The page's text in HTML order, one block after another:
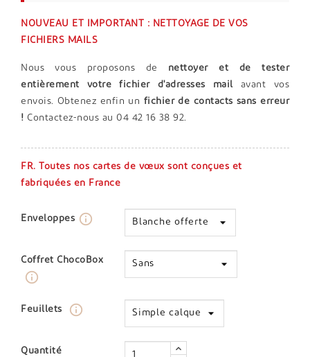
NOUVEAU ET IMPORTANT : NETTOYAGE DE VOS
FICHIERS MAILS
Nous vous proposons de nettoyer et de tester
entièrement votre fichier d'adresses mailavant vos
envois. Obtenez enfin un fichier de contacts sans erreur
! Contactez-nous au 04 42 16 38 92.
FR. Toutes nos cartes de vœux sont conçues et
fabriquées en France
Enveloppes info_outline
Coffret ChocoBox
info_outline
Feuillets info_outline
Quantité